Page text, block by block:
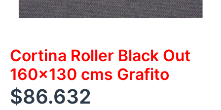
Cortina Roller Black Out
160×130 cms Grafito
$86.632